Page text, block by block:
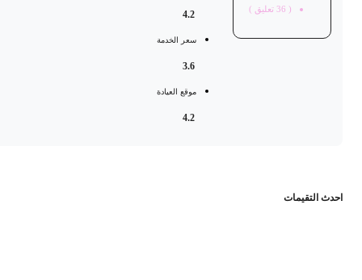
36 تعليق )
سعر الخدمة
موقع العيادة
التقيمات